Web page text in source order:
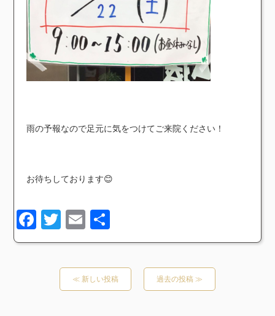
雨の予報なので足元に気をつけてご来院ください！
お待ちしております😊
Facebook
TwitterEmail
有
≪ 新しい投稿 過去の投稿 ≫